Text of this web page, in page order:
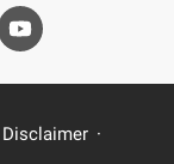
Disclaimer